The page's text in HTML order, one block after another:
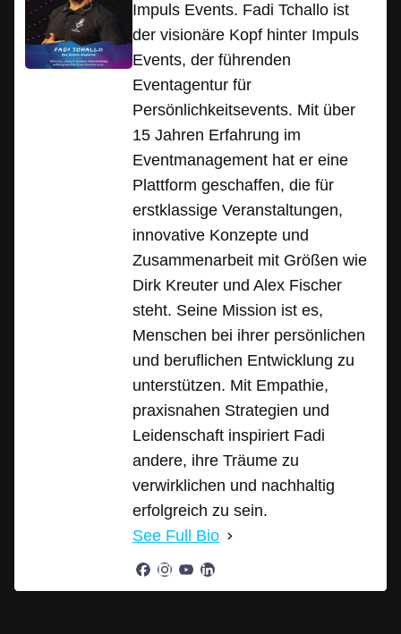
Impuls Events. Fadi Tchallo ist
der visionäre Kopf hinter Impuls
Events, der führenden
Eventagentur für
Persönlichkeitsevents. Mit über
15 Jahren Erfahrung im
Eventmanagement hat er eine
Plattform geschaffen, die für
erstklassige Veranstaltungen,
innovative Konzepte und
Zusammenarbeit mit Größen wie
Dirk Kreuter und Alex Fischer
steht. Seine Mission ist es,
Menschen bei ihrer persönlichen
und beruflichen Entwicklung zu
unterstützen. Mit Empathie,
praxisnahen Strategien und
Leidenschaft inspiriert Fadi
andere, ihre Träume zu
verwirklichen und nachhaltig
erfolgreich zu sein.
See Full Bio